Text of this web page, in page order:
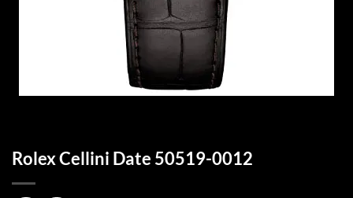
Rolex Cellini Date 50519-0012